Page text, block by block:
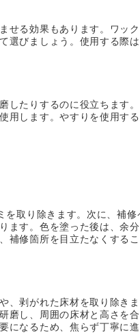
せる効果もあります。ワッ
選びましょう。使用する際
したりするのに役立ちます。
します。やすりを使用する
取り除きます。次に、補修
ます。色を塗った後は、余
補修箇所を目立たなくする
、剥がれた床材を取り除き
磨し、周囲の床材と高さを合
になるため、焦らず丁寧に進